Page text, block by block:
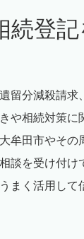
続登
留分減殺請求
や相続対策に
牟田市やその
談を受け付け
まく活用して